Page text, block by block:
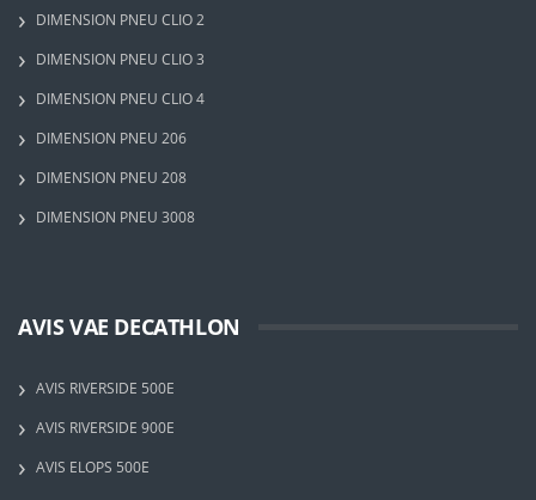
DIMENSION PNEU CLIO 2
DIMENSION PNEU CLIO 3
DIMENSION PNEU CLIO 4
DIMENSION PNEU 206
DIMENSION PNEU 208
DIMENSION PNEU 3008
AVIS VAE DECATHLON
AVIS RIVERSIDE 500E
AVIS RIVERSIDE 900E
AVIS ELOPS 500E